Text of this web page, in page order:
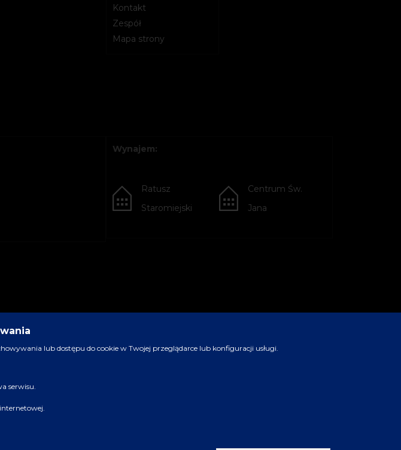
Kontakt
Zespół
Mapa strony
Wynajem:
Ratusz
Staromiejski
Centrum Św.
Jana
lub dostępu do cookie w Twojej przeglądarce lub konfiguracji usługi.
serwisu.